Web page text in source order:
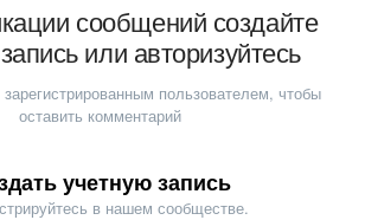
сообщений создайте
или авторизуйтесь
пользователем, чтобы
оставить комментарий
учетную запись
в нашем сообществе.